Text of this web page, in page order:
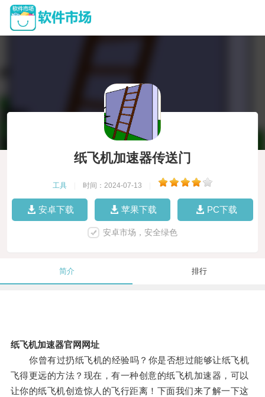
纸飞机加速器传送门
工具 时间：2024-07-13
安卓下载 苹果下载 PC下载
安卓市场，安全绿色
简介 排行
纸飞机加速器官网网址
你曾有过扔纸飞机的经验吗？你是否想过能够让纸飞机
飞得更远的方法？现在，有一种创意的纸飞机加速器，可以
让你的纸飞机创造惊人的飞行距离！下面我们来了解一下这